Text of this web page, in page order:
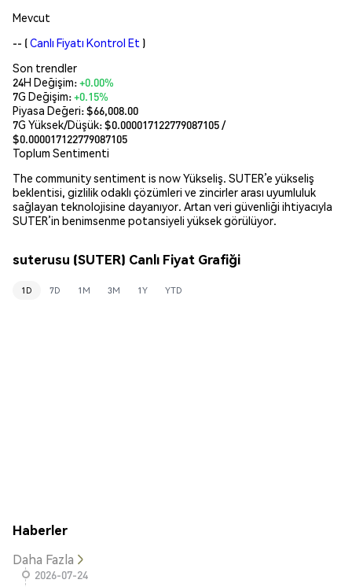
Mevcut
-- (Canlı Fiyatı Kontrol Et )
Son trendler
24H Değişim:+0.00%
7G Değişim:+0.15%
Piyasa Değeri:$66,008.00
7G Yüksek/Düşük: $0.000017122779087105/
$0.000017122779087105
Toplum Sentimenti
The community sentiment is now Yükseliş. SUTER’e yükseliş
beklentisi, gizlilik odaklı çözümleri ve zincirler arası uyumluluk
sağlayan teknolojisine dayanıyor. Artan veri güvenliği ihtiyacıyla
SUTER’in benimsenme potansiyeli yüksek görülüyor.
suterusu (SUTER) Canlı Fiyat Grafiği
1D 7D 1M 3M 1Y YTD
Haberler
Daha Fazla
2026-07-24